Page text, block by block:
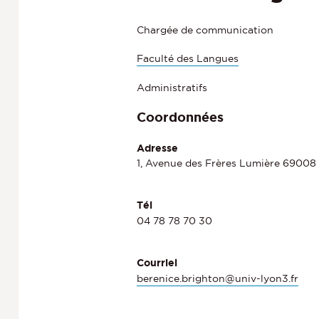
Chargée de communication
Faculté des Langues
Administratifs
Coordonnées
Adresse
1, Avenue des Frères Lumière 69008
Tél
04 78 78 70 30
Courriel
berenice.brighton@univ-lyon3.fr